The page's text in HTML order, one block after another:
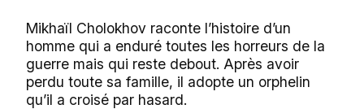
Mikhaïl Cholokhov raconte l’histoire d’un
homme qui a enduré toutes les horreurs de la
guerre mais qui reste debout. Après avoir
perdu toute sa famille, il adopte un orphelin
qu’il a croisé par hasard.